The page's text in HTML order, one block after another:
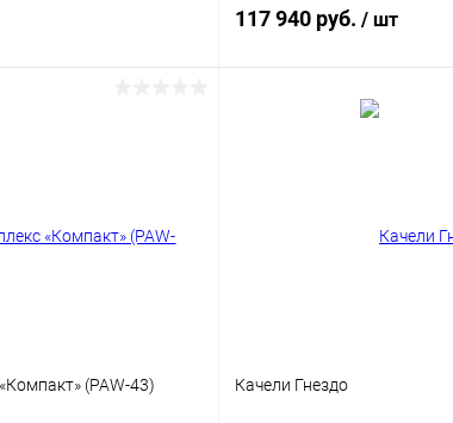
117 940 руб. / шт
(PAW-43) Качели Гнездо